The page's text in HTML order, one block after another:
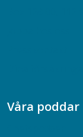
Våra poddar